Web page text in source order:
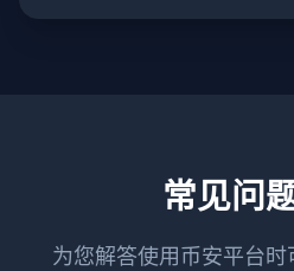
常见问
为您解答使用币安平台